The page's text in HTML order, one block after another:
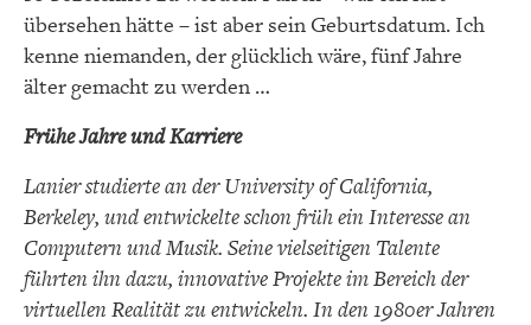
übersehen hätte – ist aber sein Geburtsdatum. Ich
kenne niemanden, der glücklich wäre, fünf Jahre
älter gemacht zu werden …
Frühe Jahre und Karriere
Lanier studierte an der University of California,
Berkeley, und entwickelte schon früh ein Interesse an
Computern und Musik. Seine vielseitigen Talente
führten ihn dazu, innovative Projekte im Bereich der
virtuellen Realität zu entwickeln. In den 1980er Jahren